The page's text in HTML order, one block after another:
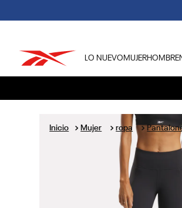
LO NUEVO MUJERHOMBRE
Mujer ropa
1.
tenis
2.
tenis
3 .
tenis
4
once
6
fútbol